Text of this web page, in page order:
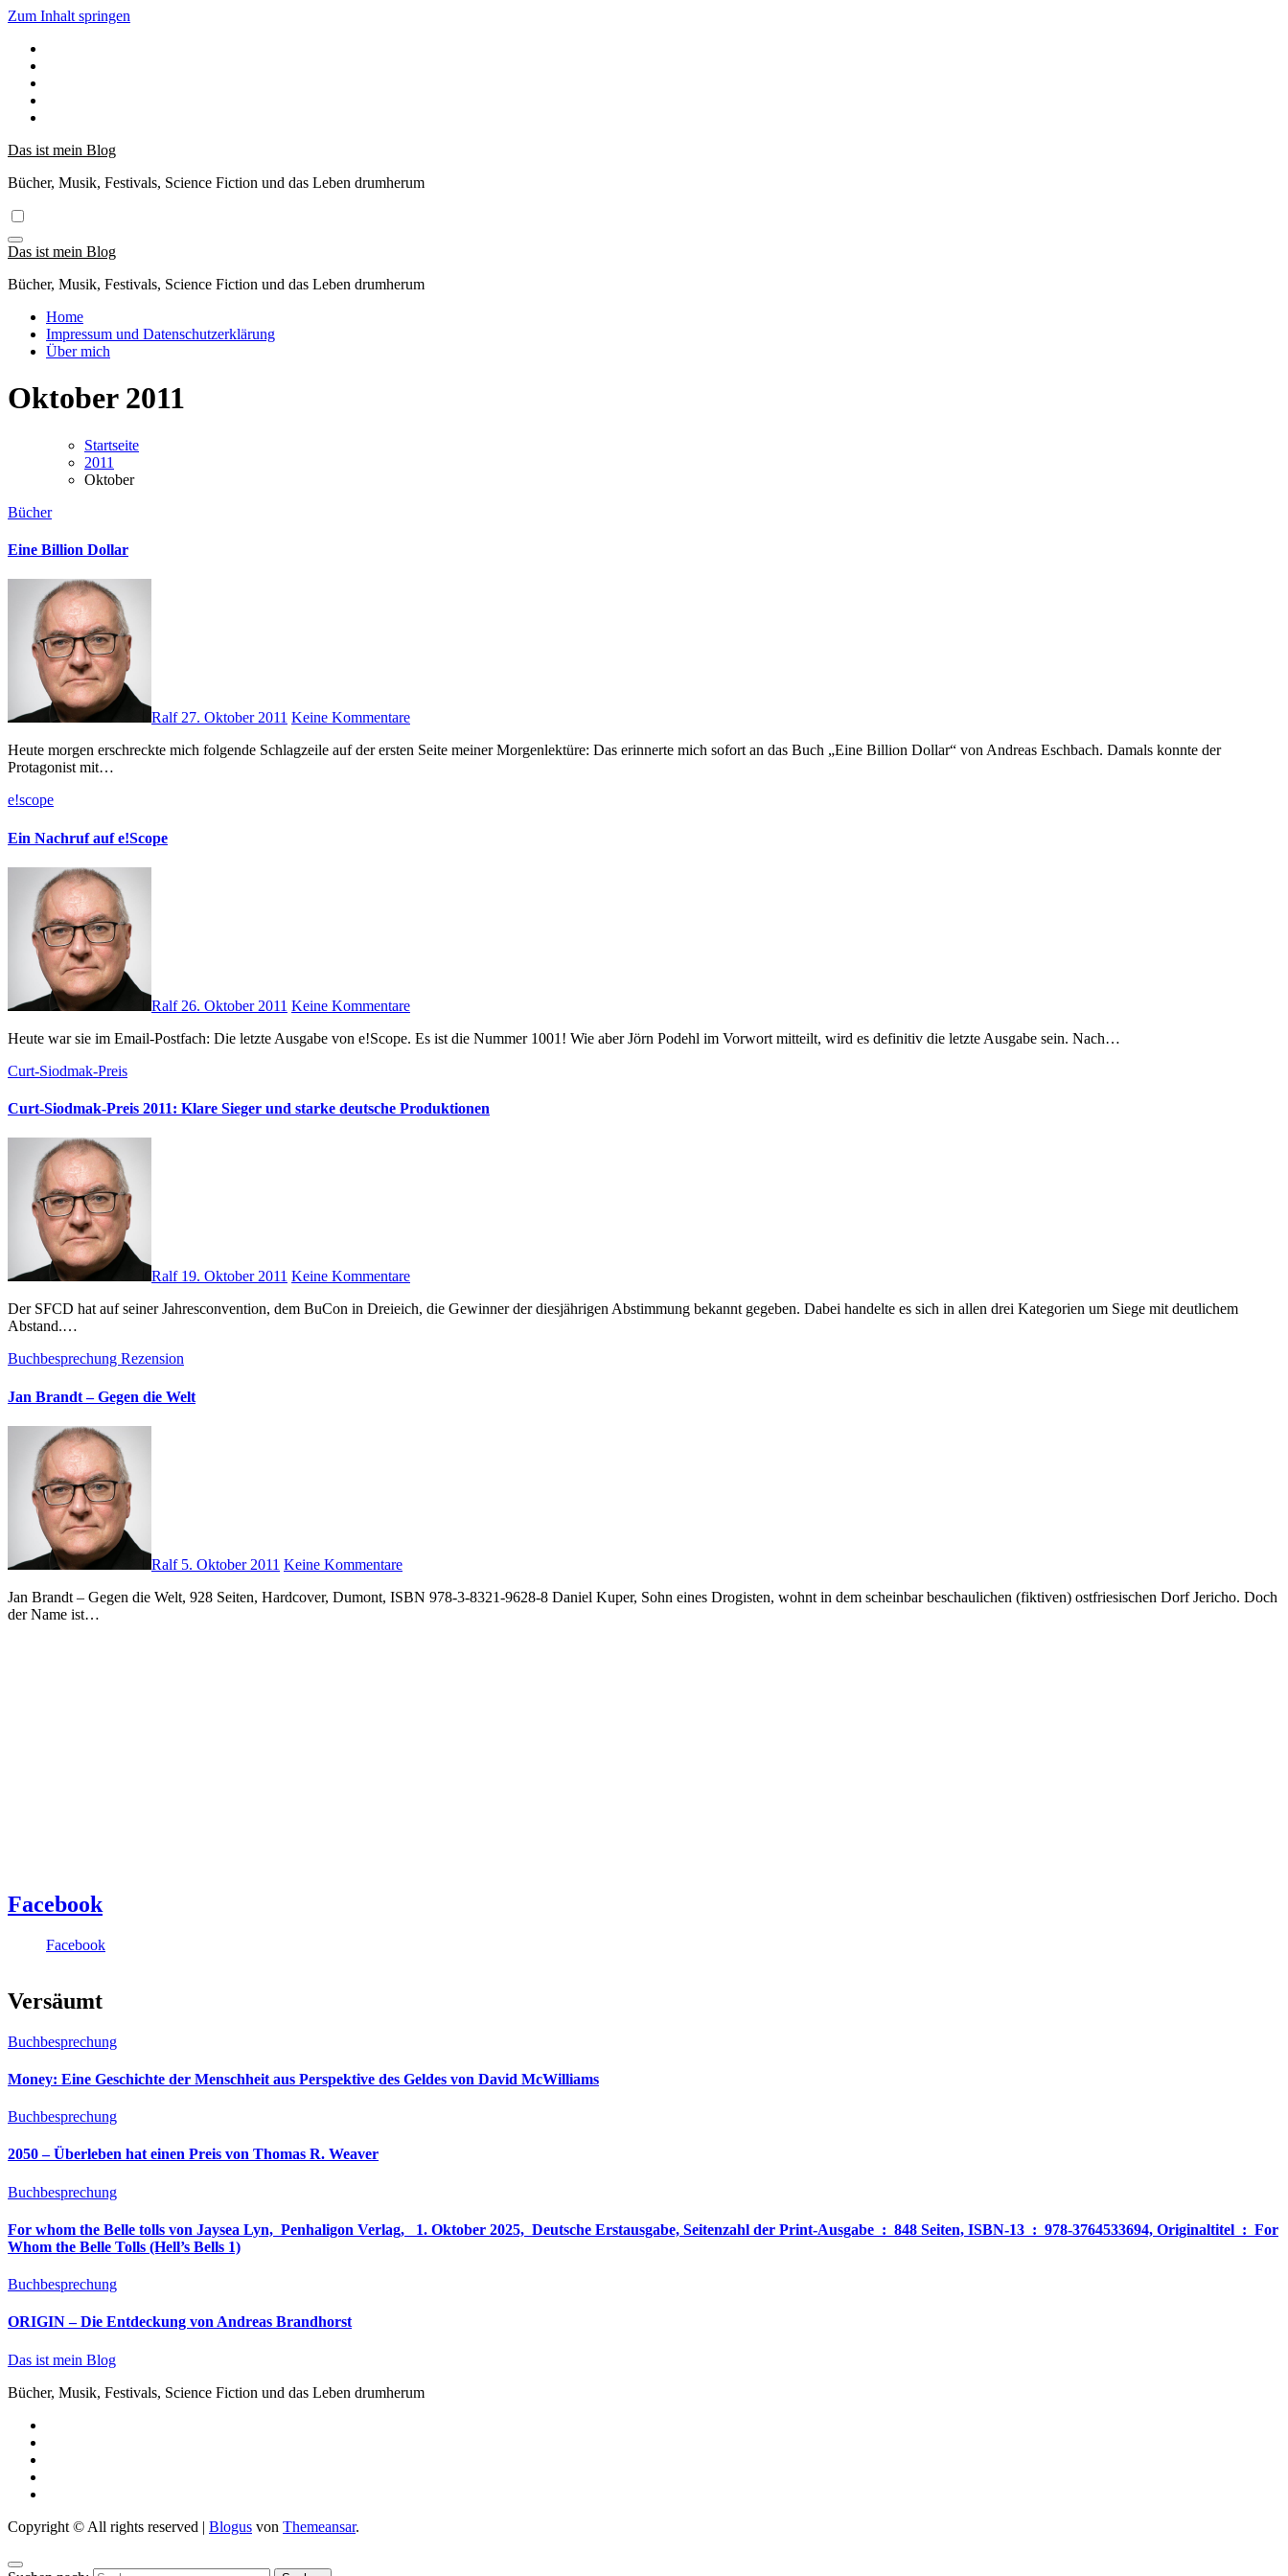
Zum Inhalt springen
Das ist mein Blog
Bücher, Musik, Festivals, Science Fiction und das Leben drumherum
Das ist mein Blog
Bücher, Musik, Festivals, Science Fiction und das Leben drumherum
Home
Impressum und Datenschutzerklärung
Über mich
Oktober 2011
Startseite
2011
Oktober
Bücher
Eine Billion Dollar
Ralf27. Oktober 2011 Keine Kommentare
Heute morgen erschreckte mich folgende Schlagzeile auf der ersten Seite meiner Morgenlektüre: Das erinnerte mich sofort an das Buch „Eine Billion Dollar“ von Andreas Eschbach. Damals konnte der
Protagonist mit…
e!scope
Ein Nachruf auf e!Scope
Ralf 26. Oktober 2011 Keine Kommentare
Heute war sie im Email-Postfach: Die letzte Ausgabe von e!Scope. Es ist die Nummer 1001! Wie aber Jörn Podehl im Vorwort mitteilt, wird es definitiv die letzte Ausgabe sein. Nach…
Curt-Siodmak-Preis
Curt-Siodmak-Preis 2011: Klare Sieger und starke deutsche Produktionen
Ralf 19. Oktober 2011 Keine Kommentare
Der SFCD hat auf seiner Jahresconvention, dem BuCon in Dreieich, die Gewinner der diesjährigen Abstimmung bekannt gegeben. Dabei handelte es sich in allen drei Kategorien um Siege mit deutlichem
Abstand.…
Buchbesprechung Rezension
Jan Brandt – Gegen die Welt
Ralf 5. Oktober 2011 Keine Kommentare
Jan Brandt – Gegen die Welt, 928 Seiten, Hardcover, Dumont, ISBN 978-3-8321-9628-8 Daniel Kuper, Sohn eines Drogisten, wohnt in dem scheinbar beschaulichen (fiktiven) ostfriesischen Dorf Jericho. Doch
der Name ist…
Facebook
Facebook
Versäumt
Buchbesprechung
Money: Eine Geschichte der Menschheit aus Perspektive des Geldes von David McWilliams
Buchbesprechung
2050 – Überleben hat einen Preis von Thomas R. Weaver
Buchbesprechung
For whom the Belle tolls von Jaysea Lyn, ‎ Penhaligon Verlag, ‎ 1. Oktober 2025, ‎ Deutsche Erstausgabe, Seitenzahl der Print-Ausgabe ‏ : ‎ 848 Seiten, ISBN-13 ‏ : ‎ 978-3764533694, Originaltitel ‏ : ‎ For
Whom the Belle Tolls (Hell’s Bells 1)
Buchbesprechung
ORIGIN – Die Entdeckung von Andreas Brandhorst
Das ist mein Blog
Bücher, Musik, Festivals, Science Fiction und das Leben drumherum
Copyright © All rights reserved | Blogus von Themeansar.